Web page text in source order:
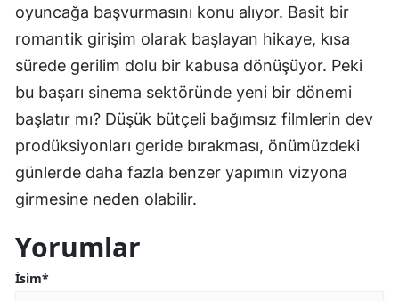
oyuncağa başvurmasını konu alıyor. Basit bir
romantik girişim olarak başlayan hikaye, kısa
sürede gerilim dolu bir kabusa dönüşüyor. Peki
bu başarı sinema sektöründe yeni bir dönemi
başlatır mı? Düşük bütçeli bağımsız filmlerin dev
prodüksiyonları geride bırakması, önümüzdeki
günlerde daha fazla benzer yapımın vizyona
girmesine neden olabilir.
Yorumlar
İsim*